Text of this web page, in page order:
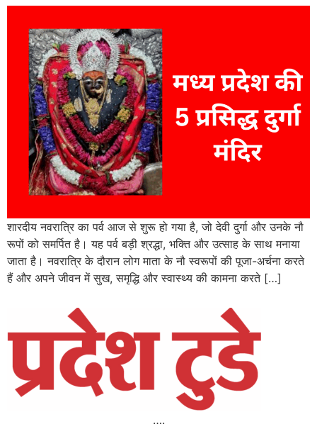
शारदीय नवरात्रि का पर्व आज से शुरू हो गया है, जो देवी दुर्गा और उनके नौ
रूपों को समर्पित है। यह पर्व बड़ी श्रद्धा, भक्ति और उत्साह के साथ मनाया
जाता है। नवरात्रि के दौरान लोग माता के नौ स्वरूपों की पूजा-अर्चना करते
हैं और अपने जीवन में सुख, समृद्धि और स्वास्थ्य की कामना करते […]
….